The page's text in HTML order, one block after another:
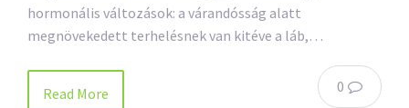
hormonális változások: a várandósság alatt
megnövekedett terhelésnek van kitéve a láb,…
0
Read More